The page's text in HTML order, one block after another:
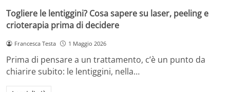
Togliere le lentiggini? Cosa sapere su laser, peeling e
crioterapia prima di decidere
Francesca Testa 1 Maggio 2026
Prima di pensare a un trattamento, c’è un punto da
chiarire subito: le lentiggini, nella…